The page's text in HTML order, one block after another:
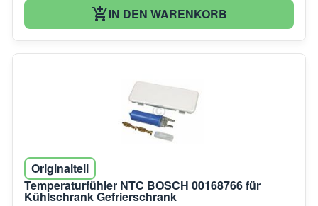
IN DEN WARENKORB
Originalteil
Temperaturfühler NTC BOSCH 00168766 für
Kühlschrank Gefrierschrank